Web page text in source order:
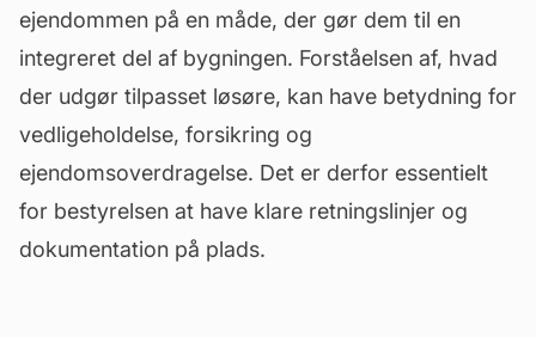
ejendommen på en måde, der gør dem til en
integreret del af bygningen. Forståelsen af, hvad
der udgør tilpasset løsøre, kan have betydning for
vedligeholdelse, forsikring og
ejendomsoverdragelse. Det er derfor essentielt
for bestyrelsen at have klare retningslinjer og
dokumentation på plads.